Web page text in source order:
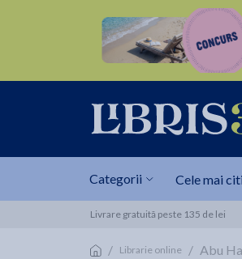
Categorii Cele mai
Livrare gratuită peste 135 de lei
/ Librarie online / Abu